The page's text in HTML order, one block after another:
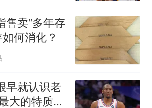
售卖“多年存
何消化？
早就认识老
大的特质就